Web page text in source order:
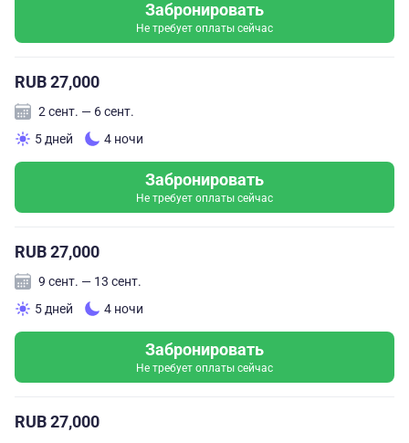
Забронировать
Не требует оплаты сейчас
RUB 27,000
2 сент. — 6 сент.
5 дней
4 ночи
Забронировать
Не требует оплаты сейчас
RUB 27,000
9 сент. — 13 сент.
5 дней
4 ночи
Забронировать
Не требует оплаты сейчас
RUB 27,000